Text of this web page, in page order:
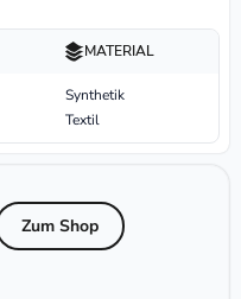
MATERIAL
Synthetik
Textil
Zum Shop